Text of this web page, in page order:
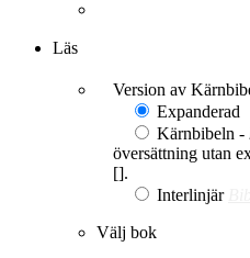
Läs
Version av
Expanderad
Kärnbibeln -
översättning utan
[].
Interlinjär
Välj bok